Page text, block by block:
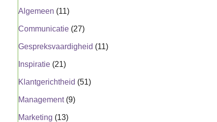
Algemeen (11)
Communicatie(27)
Gespreksvaardigheid (11)
Inspiratie(21)
Klantgerichtheid (51)
Management(9)
Marketing (13)